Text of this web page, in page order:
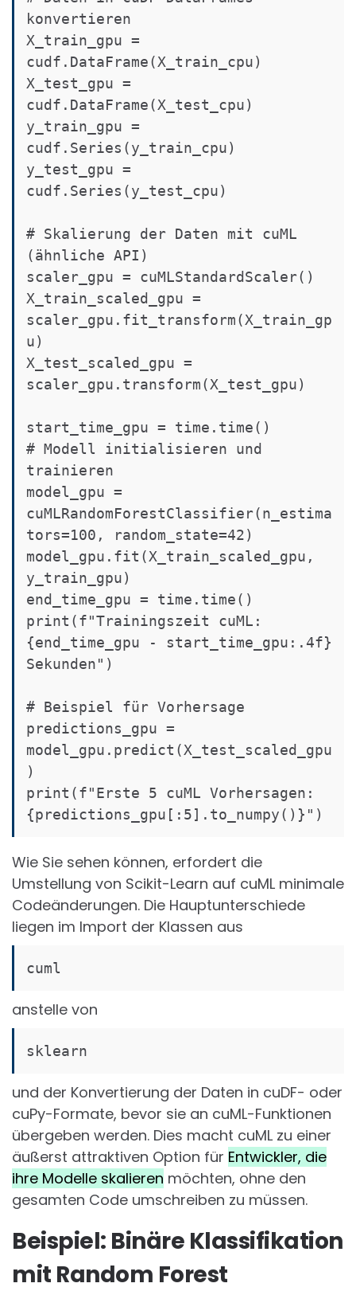
konvertieren
X_train_gpu =
cudf.DataFrame(X_train_cpu)
X_test_gpu =
cudf.DataFrame(X_test_cpu)
y_train_gpu =
cudf.Series(y_train_cpu)
y_test_gpu =
cudf.Series(y_test_cpu)
# Skalierung der Daten mit cuML
(ähnliche API)
scaler_gpu = cuMLStandardScaler()
X_train_scaled_gpu =
scaler_gpu.fit_transform(X_train_gp
u)
X_test_scaled_gpu =
scaler_gpu.transform(X_test_gpu)
start_time_gpu = time.time()
# Modell initialisieren und
trainieren
model_gpu =
cuMLRandomForestClassifier(n_estima
tors=100, random_state=42)
model_gpu.fit(X_train_scaled_gpu,
y_train_gpu)
end_time_gpu = time.time()
print(f"Trainingszeit cuML:
{end_time_gpu - start_time_gpu:.4f}
Sekunden")
# Beispiel für Vorhersage
predictions_gpu =
model_gpu.predict(X_test_scaled_gpu
)
print(f"Erste 5 cuML Vorhersagen:
Wie Sie sehen können, erfordert die
Umstellung von Scikit-Learn auf cuML minimale
Codeänderungen. Die Hauptunterschiede
liegen im Import der Klassen aus
cuml
anstelle von
sklearn
und der Konvertierung der Daten in cuDF- oder
cuPy-Formate, bevor sie an cuML-Funktionen
übergeben werden. Dies macht cuML zu einer
äußerst attraktiven Option für Entwickler, die
ihre Modelle skalieren möchten, ohne den
gesamten Code umschreiben zu müssen.
Beispiel: Binäre Klassifikation
mit Random Forest